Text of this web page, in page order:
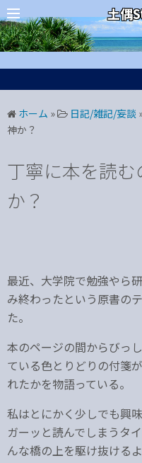
コ
ン
テ
ン
ス
キ
土偶
カテゴリー
ホーム » 日記/雑記/妄談
神か？
丁寧に本を読
か？
最近、大学院で勉強やら
み終わったという原書の
た。
本のページの間からびっ
ている色とりどりの付箋
れたかを物語っている。
私はとにかく少しでも興
ガーッと読んでしまうタ
んな橋の上を駆け抜ける